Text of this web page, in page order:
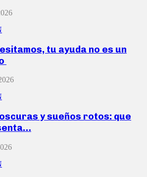
tu ayuda no es un
y sueños rotos: que